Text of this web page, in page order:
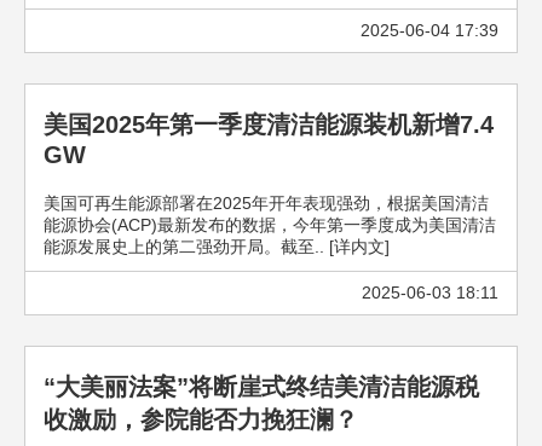
2025-06-04 17:39
美国2025年第一季度清洁能源装机新增7.4
GW
美国可再生能源部署在2025年开年表现强劲，根据美国清洁
能源协会(ACP)最新发布的数据，今年第一季度成为美国清洁
能源发展史上的第二强劲开局。截至.. [详内文]
2025-06-03 18:11
“大美丽法案”将断崖式终结美清洁能源税
收激励，参院能否力挽狂澜？